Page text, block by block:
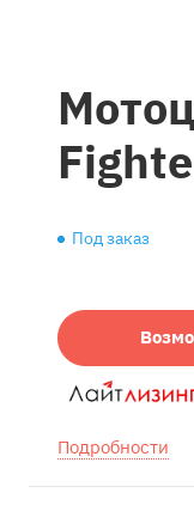
Под заказ
Подробности